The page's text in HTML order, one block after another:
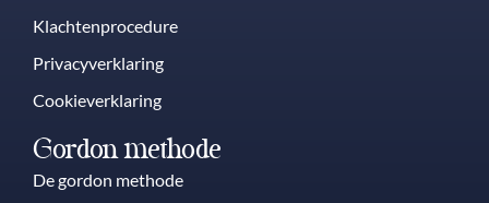
Klachtenprocedure
Privacyverklaring
Cookieverklaring
Gordon methode
De gordon methode